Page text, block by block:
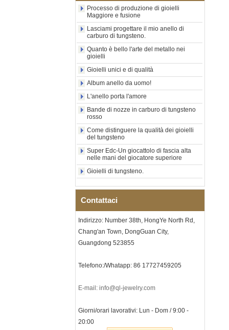
nuziale da uomo con
personalizzata OEM ODM
fornitura in serie
Anello in carburo di
quadrato nero lucido
all'ingrosso di fabbrica,
intarsio in legno con motivo a
croce in conchiglia di
abalone, anello di
dichiarazione religiosa da
personalizzata OEM ODM
Fornitura all'
Anello in carburo di
tungsteno elettrolitico in oro
rosa da 8 mm all'ingrosso
della fabbrica, corda per
chitarra rossa e fede nuziale
per uomo a tema musicale
interna personalizzata OEM
ODM fornitura in
Bracciale da uomo a maglie I
in acciaio inossidabile 304
doppia pressione 316L,
magnetiche e germanio
Bracciale da donna in
Processo di produzione di gioielli
Maggiore e fusione
Lasciami progettare il mio anello di
carburo di tungsteno.
Quanto è bello l'arte del metallo nei
gioielli
Gioielli unici e di qualità
Album anello da uomo!
L'anello porta l'amore
Bande di nozze in carburo di tungsteno
rosso
Come distinguere la qualità dei gioielli
del tungsteno
Super Edc-Un giocattolo di fascia alta
nelle mani del giocatore superiore
Gioielli di tungsteno.
Contattaci
Indirizzo: Number 38th, HongYe North Rd,
Chang'an Town, DongGuan City,
Guangdong 523855
Telefono:/Whatapp: 86 17727459205
E-mail: info@ql-jewelry.com
Giorni/orari lavorativi: Lun - Dom / 9:00 -
20:00